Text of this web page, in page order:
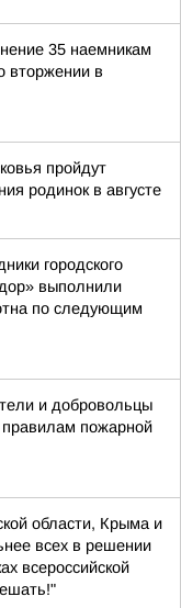
35 наемникам
вторжении в
пройдут
родинок в августе
городского
выполнили
по следующим
и добровольцы
пожарной
области, Крыма и
всех в решении
всероссийской